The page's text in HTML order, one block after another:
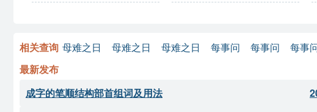
相关查询 母难之日 母难之日 母难之日 每事问 每事问 每事
最新发布
成字的笔顺结构部首组词及用法